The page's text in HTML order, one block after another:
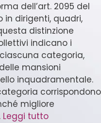
dell’art. 2095 del
in dirigenti, quadri,
distinzione
indicano i
categoria,
mansioni
inquadramentale.
corrispondono
migliore
Leggi tutto